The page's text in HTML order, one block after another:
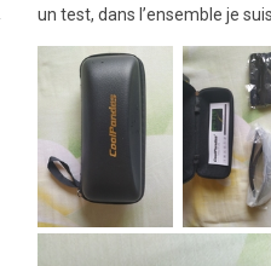
un test, dans l’ensemble je